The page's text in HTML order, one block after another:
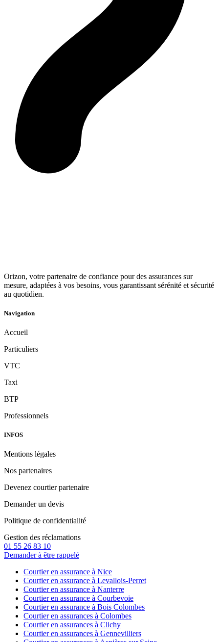
Orizon, votre partenaire de confiance pour des assurances sur
mesure, adaptées à vos besoins, vous garantissant sérénité et sécurité
au quotidien.
Navigation
Accueil
Particuliers
VTC
Taxi
BTP
Professionnels
INFOS
Mentions légales
Nos partenaires
Devenez courtier partenaire
Demander un devis
Politique de confidentialité
Gestion des réclamations
01 55 26 83 10
Demander à être rappelé
Courtier en assurance à Nice
Courtier en assurance à Levallois-Perret
Courtier en assurance à Nanterre
Courtier en assurance à Courbevoie
Courtier en assurance à Bois Colombes
Courtier en assurances à Colombes
Courtier en assurances à Clichy
Courtier en assurances à Gennevilliers